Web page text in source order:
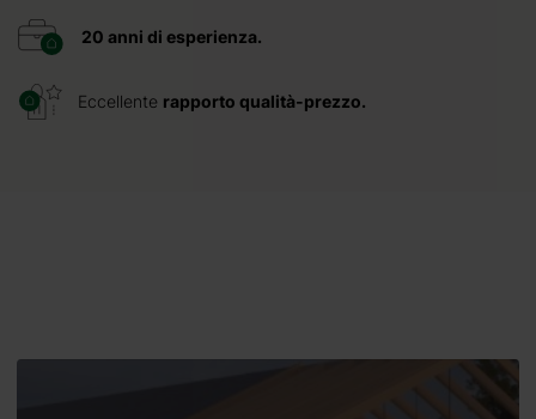
20 anni di esperienza.
Eccellente rapporto qualità-prezzo.